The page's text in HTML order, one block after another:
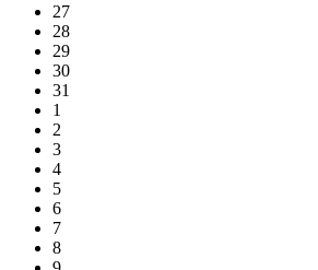
27
28
29
30
31
1
2
3
4
5
6
7
8